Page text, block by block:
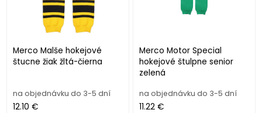
Merco Malše hokejové
štucne žiak žltá-čierna
na objednávku do 3-5 dní
12.10 €
Merco Motor Special
hokejové štulpne senior
zelená
na objednávku do 3-5 dní
11.22 €